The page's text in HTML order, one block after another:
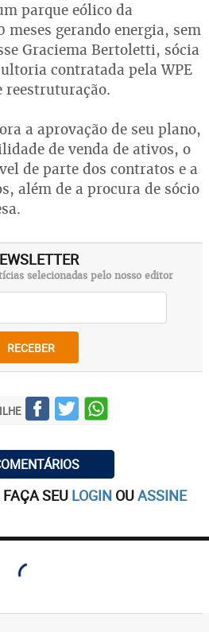
parque eólico da
gerando energia, sem
Graciema Bertoletti, sócia
contratada pela WPE
reestruturação.
a aprovação de seu plano,
de venda de ativos, o
de parte dos contratos e a
além de a procura de sócio
selecionadas pelo nosso editor
RECEBER
SEU LOGIN OUASSINE